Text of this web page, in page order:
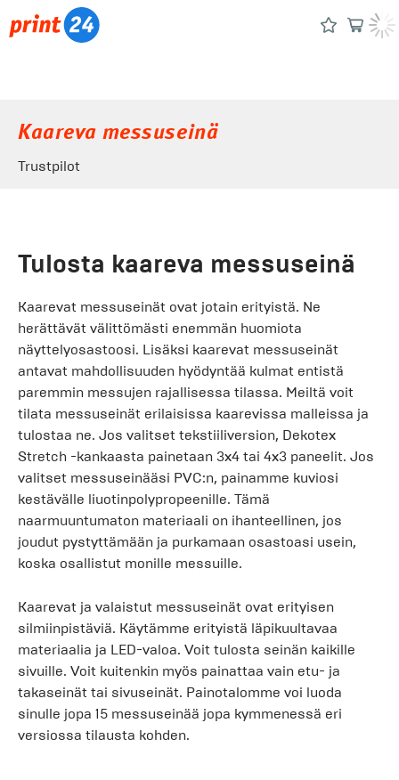
Kaareva messuseinä
Trustpilot
Tulosta kaareva messuseinä
Kaarevat messuseinät ovat jotain erityistä. Ne
herättävät välittömästi enemmän huomiota
näyttelyosastoosi. Lisäksi kaarevat messuseinät
antavat mahdollisuuden hyödyntää kulmat entistä
paremmin messujen rajallisessa tilassa. Meiltä voit
tilata messuseinät erilaisissa kaarevissa malleissa ja
tulostaa ne. Jos valitset tekstiiliversion, Dekotex
Stretch -kankaasta painetaan 3x4 tai 4x3 paneelit. Jos
valitset messuseinääsi PVC:n, painamme kuviosi
kestävälle liuotinpolypropeenille. Tämä
naarmuuntumaton materiaali on ihanteellinen, jos
joudut pystyttämään ja purkamaan osastoasi usein,
koska osallistut monille messuille.
Kaarevat ja valaistut messuseinät ovat erityisen
silmiinpistäviä. Käytämme erityistä läpikuultavaa
materiaalia ja LED-valoa. Voit tulosta seinän kaikille
sivuille. Voit kuitenkin myös painattaa vain etu- ja
takaseinät tai sivuseinät. Painotalomme voi luoda
sinulle jopa 15 messuseinää jopa kymmenessä eri
versiossa tilausta kohden.